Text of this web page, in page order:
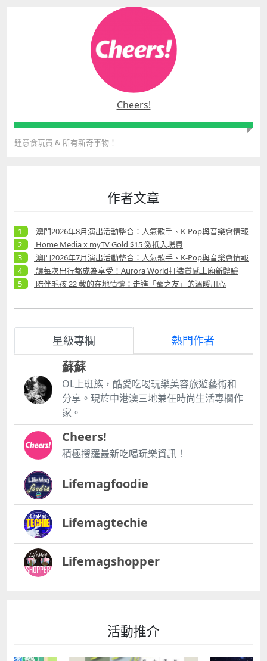
Cheers!
鍾意食玩買 & 所有新奇事物！
作者文章
澳門2026年8月演出活動整合：人氣歌手、K-Pop與音樂會情報
Home Media x myTV Gold $15 激抵入場費
澳門2026年7月演出活動整合：人氣歌手、K-Pop與音樂會情報
讓每次出行都成為享受！Aurora World打造質感車廂新體驗
陪伴毛孩 22 載的在地情懷：走進「寵之友」的溫暖用心
星級專欄 熱門作者
蘇蘇
OL上班族，酷愛吃喝玩樂美容旅遊藝術和
分享。現於中港澳三地兼任時尚生活專欄作
家。
Cheers!
積極搜羅最新吃喝玩樂資訊！
Lifemagfoodie
Lifemagtechie
Lifemagshopper
活動推介